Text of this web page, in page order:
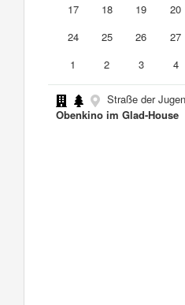
17
18 19 20
24
25 26 27
1
2 3 4
Straße der
Obenkino im Glad-House